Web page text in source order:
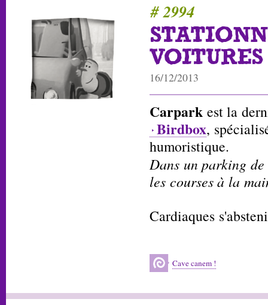
# 2994
VOITURES
16/12/2013
Carpark est la
Birdbox,
humoristique.
Dans un parking de
les courses à la
Cardiaques
Cave canem !